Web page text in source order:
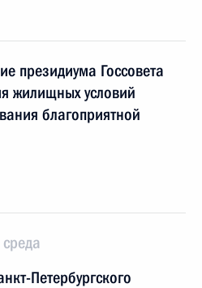
президиума Госсовета
жилищных условий
благоприятной
Петербургского